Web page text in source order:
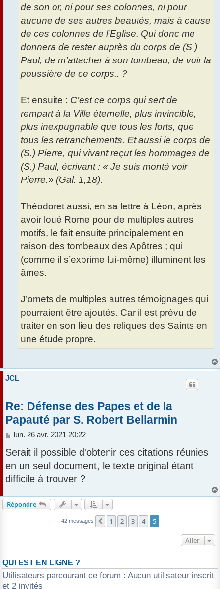
de son or, ni pour ses colonnes, ni pour
aucune de ses autres beautés, mais à cause
de ces colonnes de l’Eglise. Qui donc me
donnera de rester auprès du corps de (S.)
Paul, de m’attacher à son tombeau, de voir la
poussière de ce corps.. ?
Et ensuite : C’est ce corps qui sert de
rempart à la Ville éternelle, plus invincible,
plus inexpugnable que tous les forts, que
tous les retranchements. Et aussi le corps de
(S.) Pierre, qui vivant reçut les hommages de
(S.) Paul, écrivant : « Je suis monté voir
Pierre.» (Gal. 1,18).
Théodoret aussi, en sa lettre à Léon, après
avoir loué Rome pour de multiples autres
motifs, le fait ensuite principalement en
raison des tombeaux des Apôtres ; qui
(comme il s’exprime lui-même) illuminent les
âmes.
J’omets de multiples autres témoignages qui
pourraient être ajoutés. Car il est prévu de
traiter en son lieu des reliques des Saints en
une étude propre.
JCL
Re: Défense des Papes et de la
Papauté par S. Robert Bellarmin
M
s
a
g
lun. 26 avr. 2021 20:22
Serait il possible d'obtenir ces citations réunies
en un seul document, le texte original étant
difficile à trouver ?
Répondre
42 messages Précédent
1 2 3 4 5
Aller
QUI EST EN LIGNE ?
Utilisateurs parcourant ce forum : Aucun utilisateur inscrit
et 2 invités